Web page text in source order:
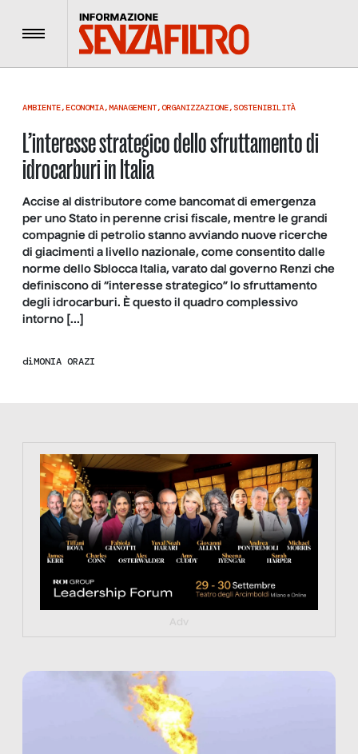
Menu
AMBIENTE,ECONOMIA,MANAGEMENT,ORGANIZZAZIONE, SOSTENIBILITÀ
L’interesse strategico dello sfruttamento di
idrocarburi in Italia
Accise al distributore come bancomat di emergenza
per uno Stato in perenne crisi fiscale, mentre le grandi
compagnie di petrolio stanno avviando nuove ricerche
di giacimenti a livello nazionale, come consentito dalle
norme dello Sblocca Italia, varato dal governo Renzi che
definiscono di “interesse strategico” lo sfruttamento
degli idrocarburi. È questo il quadro complessivo
intorno […]
diMONIA ORAZI
https://tinyurl.com/363fvfm9
Adv